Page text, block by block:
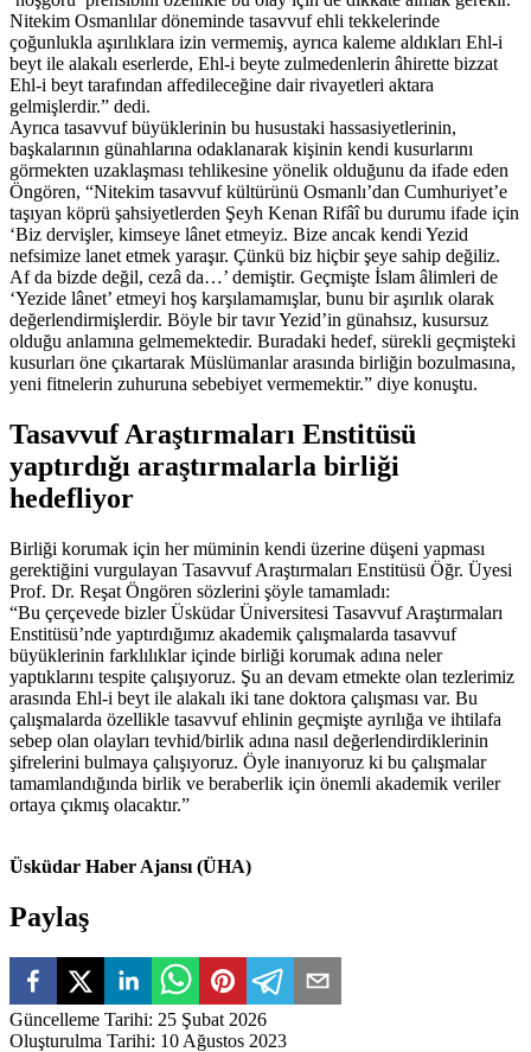
Nitekim Osmanlılar döneminde tasavvuf ehli tekkelerinde
çoğunlukla aşırılıklara izin vermemiş, ayrıca kaleme aldıkları Ehl-i
beyt ile alakalı eserlerde, Ehl-i beyte zulmedenlerin âhirette bizzat
Ehl-i beyt tarafından affedileceğine dair rivayetleri aktara
gelmişlerdir.” dedi.
Ayrıca tasavvuf büyüklerinin bu husustaki hassasiyetlerinin,
başkalarının günahlarına odaklanarak kişinin kendi kusurlarını
görmekten uzaklaşması tehlikesine yönelik olduğunu da ifade eden
Öngören, “Nitekim tasavvuf kültürünü Osmanlı’dan Cumhuriyet’e
taşıyan köprü şahsiyetlerden Şeyh Kenan Rifâî bu durumu ifade için
‘Biz dervişler, kimseye lânet etmeyiz. Bize ancak kendi Yezid
nefsimize lanet etmek yaraşır. Çünkü biz hiçbir şeye sahip değiliz.
Af da bizde değil, cezâ da…’ demiştir. Geçmişte İslam âlimleri de
‘Yezide lânet’ etmeyi hoş karşılamamışlar, bunu bir aşırılık olarak
değerlendirmişlerdir. Böyle bir tavır Yezid’in günahsız, kusursuz
olduğu anlamına gelmemektedir. Buradaki hedef, sürekli geçmişteki
kusurları öne çıkartarak Müslümanlar arasında birliğin bozulmasına,
yeni fitnelerin zuhuruna sebebiyet vermemektir.” diye konuştu.
Tasavvuf Araştırmaları Enstitüsü
yaptırdığı araştırmalarla birliği
hedefliyor
Birliği korumak için her müminin kendi üzerine düşeni yapması
gerektiğini vurgulayan Tasavvuf Araştırmaları Enstitüsü Öğr. Üyesi
Prof. Dr. Reşat Öngören sözlerini şöyle tamamladı:
“Bu çerçevede bizler Üsküdar Üniversitesi Tasavvuf Araştırmaları
Enstitüsü’nde yaptırdığımız akademik çalışmalarda tasavvuf
büyüklerinin farklılıklar içinde birliği korumak adına neler
yaptıklarını tespite çalışıyoruz. Şu an devam etmekte olan tezlerimiz
arasında Ehl-i beyt ile alakalı iki tane doktora çalışması var. Bu
çalışmalarda özellikle tasavvuf ehlinin geçmişte ayrılığa ve ihtilafa
sebep olan olayları tevhid/birlik adına nasıl değerlendirdiklerinin
şifrelerini bulmaya çalışıyoruz. Öyle inanıyoruz ki bu çalışmalar
tamamlandığında birlik ve beraberlik için önemli akademik veriler
ortaya çıkmış olacaktır.”
Üsküdar Haber Ajansı (ÜHA)
Paylaş
Güncelleme Tarihi: 25 Şubat 2026
Oluşturulma Tarihi: 10 Ağustos 2023